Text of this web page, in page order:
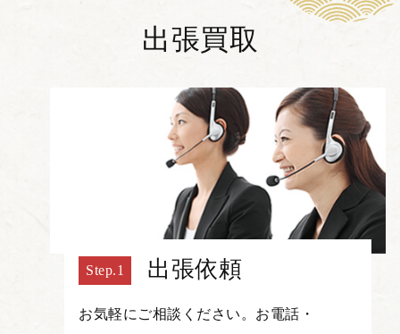
出張買取
出張依頼
お気軽にご相談ください。お電話・